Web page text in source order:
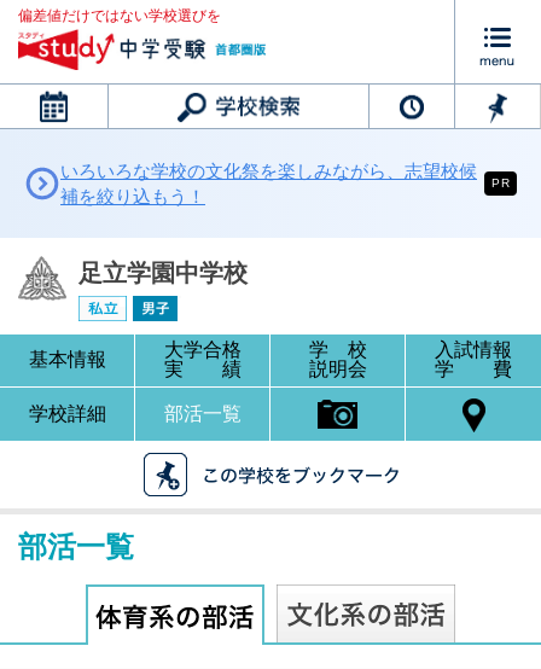
偏差値だけではない学校選びを
カレンダー
いろいろな学校の文化祭を楽しみながら、志望校候
補を絞り込もう！
PR
足立学園中学校
基本情報
大学合格
実 績
学 校
説明会
入試情報
学 費
学校詳細 部活一覧
部活一覧